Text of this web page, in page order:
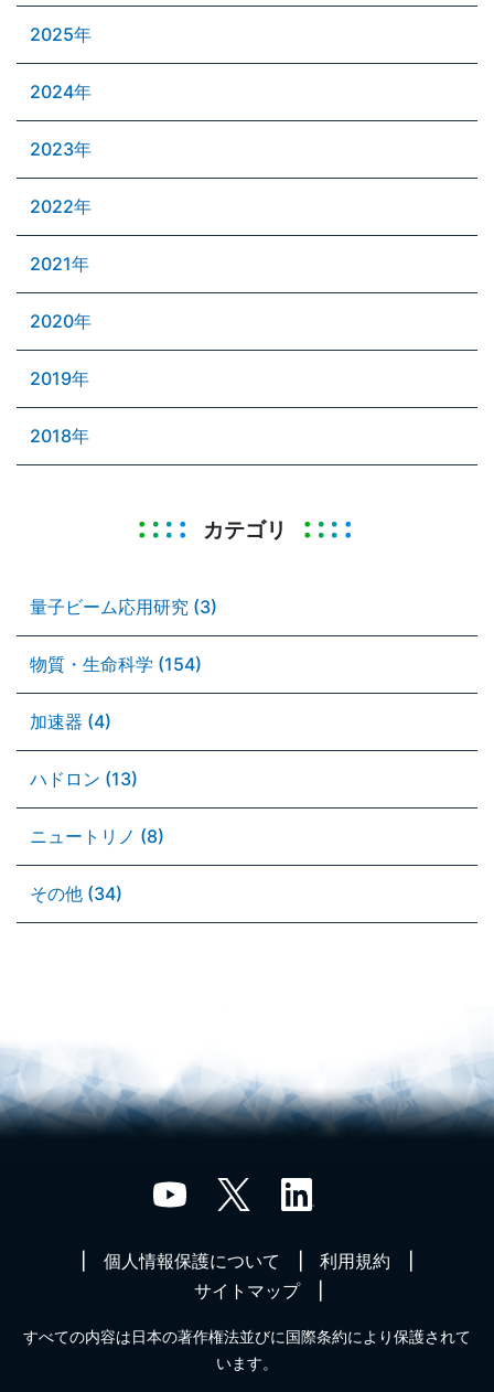
2025年
2024年
2023年
2022年
2021年
2020年
2019年
2018年
カテゴリ
量子ビーム応用研究 (3)
物質・生命科学 (154)
加速器 (4)
ハドロン (13)
ニュートリノ (8)
その他 (34)
個人情報保護について
利用規約
サイトマップ
すべての内容は日本の著作権法並びに国際条約により保護されて
います。